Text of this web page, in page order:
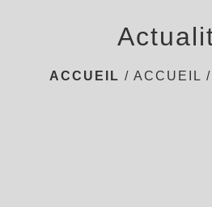
ACCUEIL / ACCUEIL /